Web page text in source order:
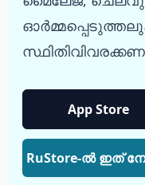
App Store
RuStore-ൽ ഇത്